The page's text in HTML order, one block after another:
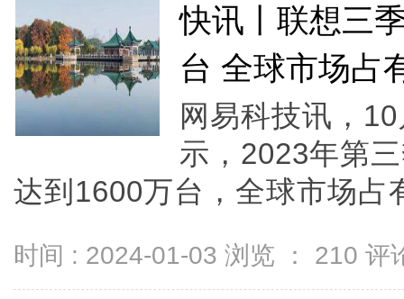
快讯丨联想三
台 全球市场占
网易科技讯，
示，2023年第
达到1600万台，全球市场占
时间 : 2024-01-03 浏览 ： 210 评